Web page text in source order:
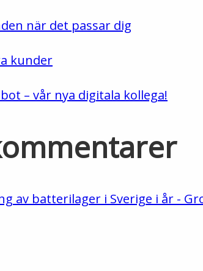
när det passar dig
kunder
– vår nya digitala kollega!
av batterilager i Sverige i år -